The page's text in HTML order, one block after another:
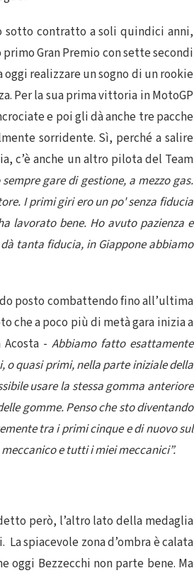
sotto contratto a soli quindici anni,
Gran Premio con sette secondi
oggi realizzare un sogno di un rookie
Per la sua prima vittoria in MotoGP
e poi gli dà anche tre pacche
sorridente. Sì, perché a salire
c’è anche un altro pilota del Team
sempre gare di gestione, a mezzo gas.
I primi giri ero un po' senza fiducia
lavorato bene. Ho avuto pazienza e
tanta fiducia, in Giappone abbiamo
posto combattendo fino all’ultima
che a poco più di metà gara inizia a
- Abbiamo fatto esattamente
o quasi primi, nella parte iniziale della
usare la stessa gomma anteriore
gomme. Penso che sto diventando
tra i primi cinque e di nuovo sul
e tutti i miei meccanici”.
però, l’altro lato della medaglia
La spiacevole zona d’ombra è calata
oggi Bezzecchi non parte bene. Ma